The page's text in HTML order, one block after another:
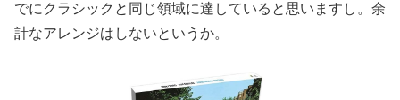
でにクラシックと同じ領域に達していると思いますし。余
計なアレンジはしないというか。